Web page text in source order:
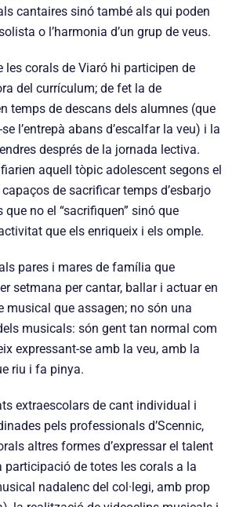
cantaires sinó també als qui poden
o l’harmonia d’un grup de veus.
les corals de Viaró hi participen de
del currículum; de fet la de
temps de descans dels alumnes (que
l’entrepà abans d’escalfar la veu) i la
després de la jornada lectiva.
aquell tòpic adolescent segons el
de sacrificar temps d’esbarjo
no el “sacrifiquen” sinó que
que els enriqueix i els omple.
pares i mares de família que
setmana per cantar, ballar i actuar en
musical que assagen; no són una
musicals: són gent tan normal com
expressant-se amb la veu, amb la
riu i fa pinya.
extraescolars de cant individual i
pels professionals d’Scennic,
altres formes d’expressar el talent
participació de totes les corals a la
nadalenc del col·legi, amb prop